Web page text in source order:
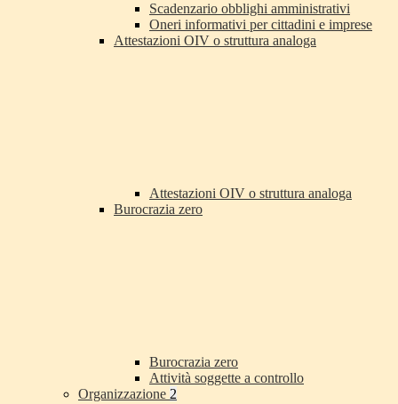
Scadenzario obblighi amministrativi
Oneri informativi per cittadini e imprese
Attestazioni OIV o struttura analoga
Attestazioni OIV o struttura analoga
Burocrazia zero
Burocrazia zero
Attività soggette a controllo
Organizzazione 2